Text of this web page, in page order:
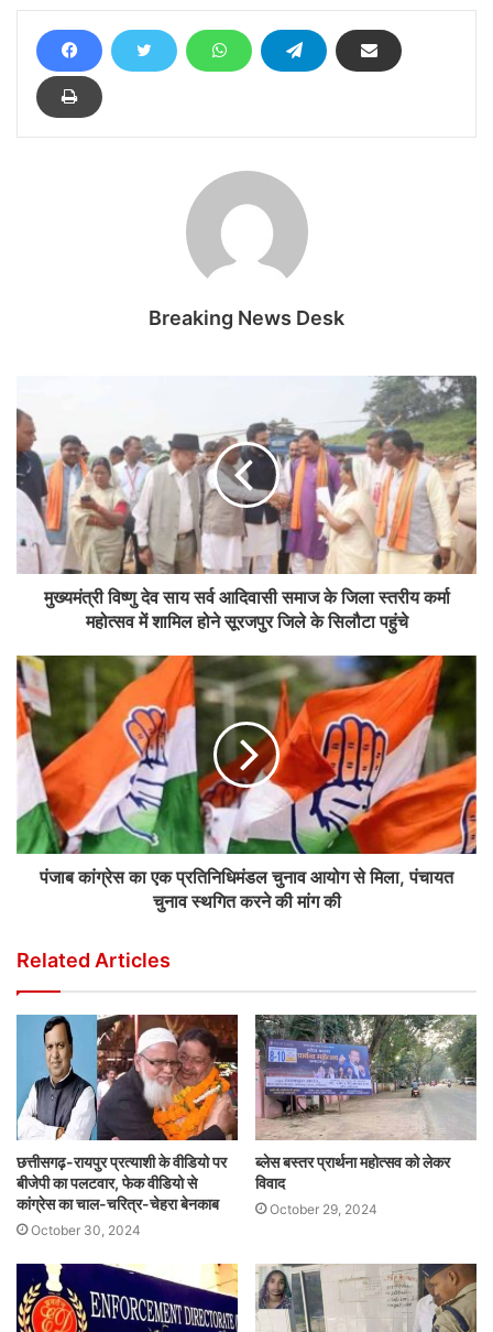
Breaking News Desk
मुख्यमंत्री विष्णु देव साय सर्व आदिवासी समाज के जिला स्तरीय कर्मा
महोत्सव में शामिल होने सूरजपुर जिले के सिलौटा पहुंचे
पंजाब कांग्रेस का एक प्रतिनिधिमंडल चुनाव आयोग से मिला, पंचायत
चुनाव स्थगित करने की मांग की
Related Articles
छत्तीसगढ़-रायपुर प्रत्याशी के वीडियो पर
बीजेपी का पलटवार, फेक वीडियो से
कांग्रेस का चाल-चरित्र-चेहरा बेनकाब
October 30, 2024
ब्लेस बस्तर प्रार्थना महोत्सव को लेकर
विवाद
October 29, 2024